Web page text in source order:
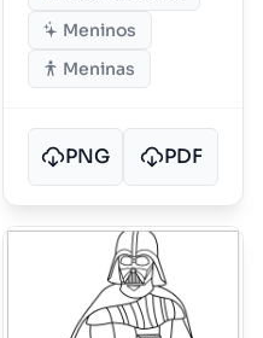
Meninos
Meninas
PNG PDF